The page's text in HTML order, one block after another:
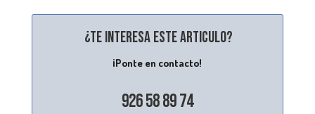
¿Te interesa este articulo?
¡Ponte en contacto!
926 58 89 74